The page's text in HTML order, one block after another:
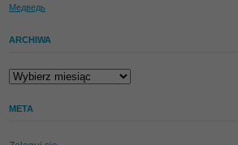
Медведь
ARCHIWA
Archiwa
META